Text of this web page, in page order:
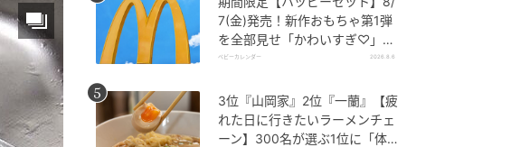
7(金)発売！新作おもちゃ第1弾
を全部見せ「かわいすぎ♡」
「絶対行く！」
ベビーカレンダー 2026.8.6
3位『山岡家』2位『一蘭』【疲
れた日に行きたいラーメンチェ
ーン】300名が選ぶ1位に「体